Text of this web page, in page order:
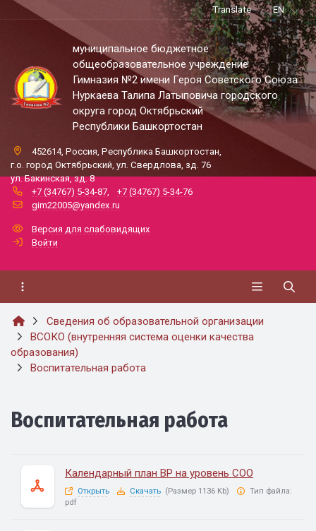
Translate EN
муниципальное бюджетное
общеобразовательное учреждение
Гимназия №2 имени Героя Советского Союза
Нуркаева Талипа Латыповича городского
округа город Октябрьский
Республики Башкортостан
452614, Россия, Республика Башкортостан,
г.о. город Октябрьский, ул. Свердлова, зд. 76
ул. Бакинская, зд. 8
+7 (34767) 5-34-87
+7 (34767) 5-34-76
gim22005@yandex.ru
Версия для слабовидящих
Войти
Сведения об образовательной организации
ВСОКО (внутренняя система оценки качества
образования)
Воспитательная работа
Воспитательная работа
Календарный план ВР на уровень СОО
Открыть Скачать (Размер 1136 Kb)
Тип файла:
pdf